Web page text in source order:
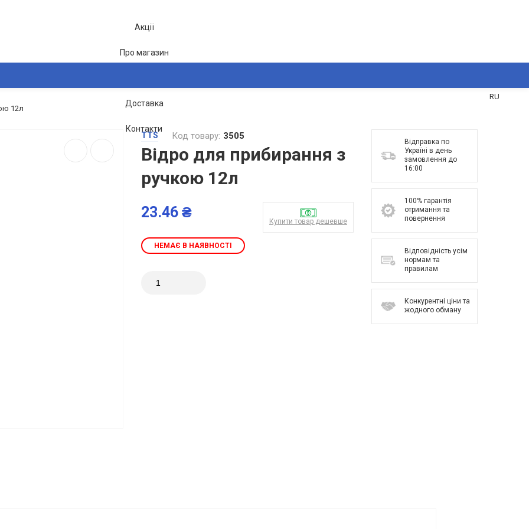
Акції
Про магазин
Доставка
Контакти
RU
26 12л
TTS Код товару: 3505
Відро для прибирання з
ручкою 12л
23.46 ₴
Купити товар дешевше
НЕМАЄ В НАЯВНОСТІ
Відправка по
Україні в день
замовлення до
16:00
100% гарантія
отримання та
повернення
Відповідність усім
нормам та
правилам
Конкурентні ціни та
жодного обману